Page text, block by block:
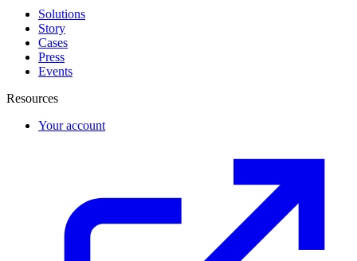
Solutions
Story
Cases
Press
Events
Resources
Your account